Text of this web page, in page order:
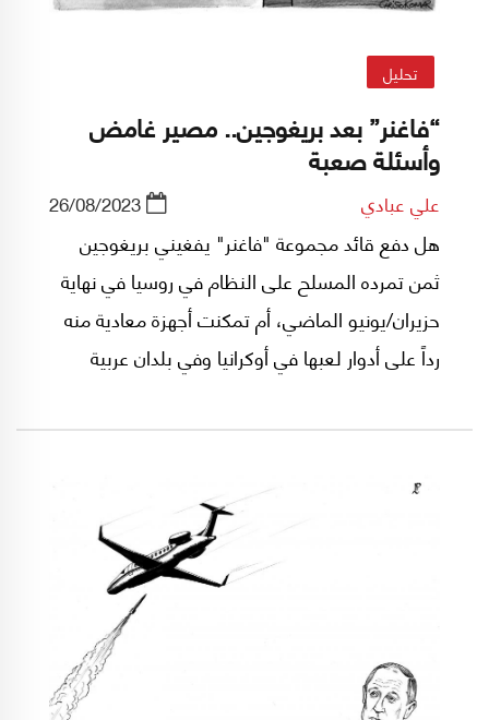
تحليل
“فاغنر” بعد بريغوجين.. مصير غامض
وأسئلة صعبة
علي عبادي 26/08/2023
هل دفع قائد مجموعة "فاغنر" يفغيني بريغوجين
ثمن تمرده المسلح على النظام في روسيا في نهاية
حزيران/يونيو الماضي، أم تمكنت أجهزة معادية منه
رداً على أدوار لعبها في أوكرانيا وفي بلدان عربية